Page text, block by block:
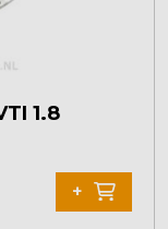
1.8
+